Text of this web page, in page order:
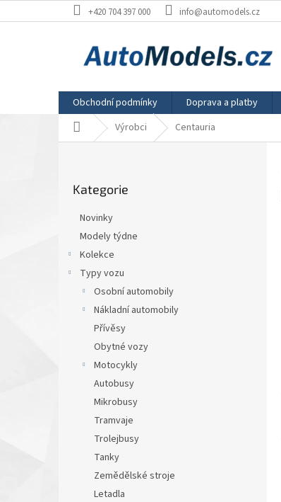
na
+420 704 397 000 info@automodels.cz
Obchodní podmínky Doprava a platby
Domů Výrobci Centauria
kategorie
Kategorie
Novinky
Modely týdne
Kolekce
Typy vozu
Osobní automobily
Nákladní automobily
Přívěsy
Obytné vozy
Motocykly
Autobusy
Mikrobusy
Tramvaje
Trolejbusy
Tanky
Zemědělské stroje
Letadla